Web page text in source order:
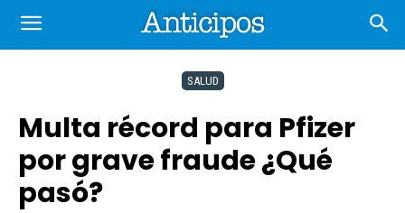
SALUD
Multa récord para Pfizer
por grave fraude ¿Qué
pasó?